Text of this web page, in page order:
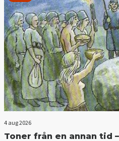
4 aug 2026
Toner från en annan tid